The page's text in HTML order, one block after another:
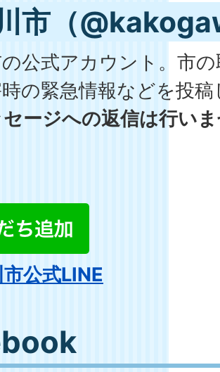
市（
公式アカウント。市
の緊急情報などを投
ージへの返信は行い
公式LINE